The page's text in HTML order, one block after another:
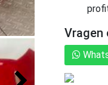
Vragen